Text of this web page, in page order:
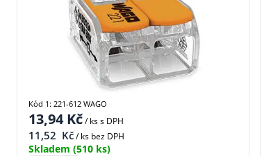
13,94Kč/ kss DPH
11,52 Kč/ ks bez DPH
Skladem (510 ks)
Kód 1: 221-612 WAGO